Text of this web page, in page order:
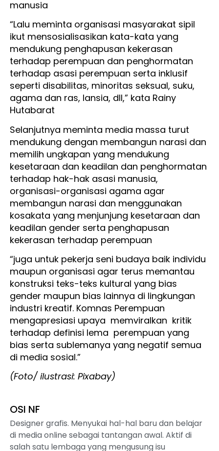
manusia
“Lalu meminta organisasi masyarakat sipil
ikut mensosialisasikan kata-kata yang
mendukung penghapusan kekerasan
terhadap perempuan dan penghormatan
terhadap asasi perempuan serta inklusif
seperti disabilitas, minoritas seksual, suku,
agama dan ras, lansia, dll,” kata Rainy
Hutabarat
Selanjutnya meminta media massa turut
mendukung dengan membangun narasi dan
memilih ungkapan yang mendukung
kesetaraan dan keadilan dan penghormatan
terhadap hak-hak asasi manusia,
organisasi-organisasi agama agar
membangun narasi dan menggunakan
kosakata yang menjunjung kesetaraan dan
keadilan gender serta penghapusan
kekerasan terhadap perempuan
“juga untuk pekerja seni budaya baik individu
maupun organisasi agar terus memantau
konstruksi teks-teks kultural yang bias
gender maupun bias lainnya di lingkungan
industri kreatif. Komnas Perempuan
mengapresiasi upaya memviralkan kritik
terhadap definisi lema perempuan yang
bias serta sublemanya yang negatif semua
di media sosial.”
(Foto/ ilustrasi: Pixabay)
OSI NF
Designer grafis. Menyukai hal-hal baru dan belajar
di media online sebagai tantangan awal. Aktif di
salah satu lembaga yang mengusung isu